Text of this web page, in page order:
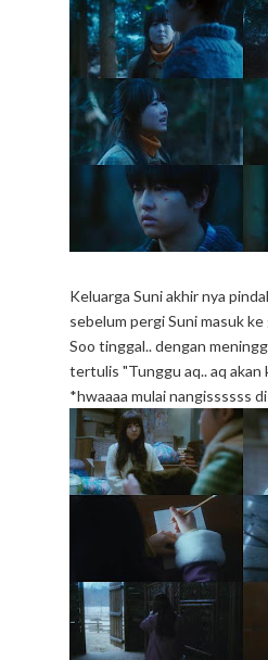
Keluarga Suni akhir nya
sebelum pergi Suni masuk
Soo tinggal.. dengan
tertulis "Tunggu aq.. aq akan
*hwaaaa mulai nangissssss